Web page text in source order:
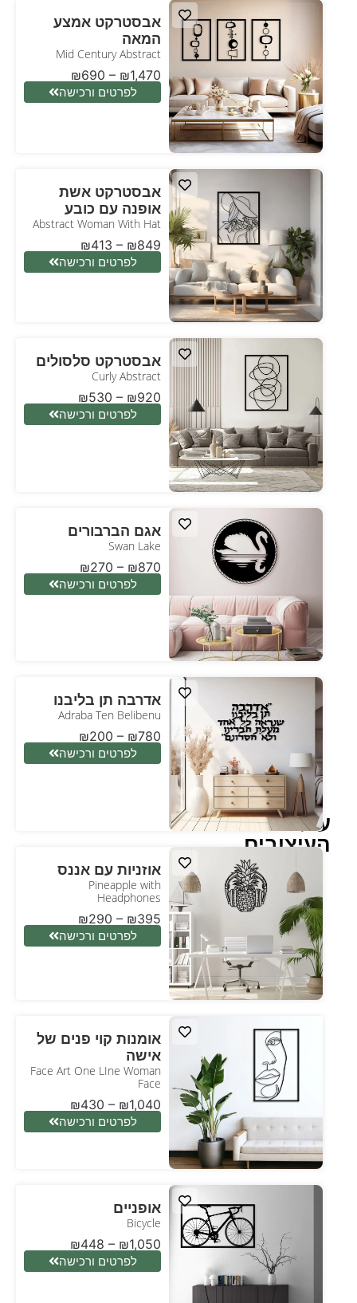
עולם
העיצובים
אבסטרקט אמצע
המאה
Mid Century Abstract
₪690 – ₪1,470
לפרטים ורכישה
אבסטרקט אשת
אופנה עם כובע
Abstract Woman With Hat
₪413 – ₪849
לפרטים ורכישה
אבסטרקט סלסולים
Curly Abstract
₪530 – ₪920
לפרטים ורכישה
אגם הברבורים
Swan Lake
₪270 – ₪870
לפרטים ורכישה
אדרבה תן בליבנו
Adraba Ten Belibenu
₪200 – ₪780
לפרטים ורכישה
אוזניות עם אננס
Pineapple with
Headphones
₪290 – ₪395
לפרטים ורכישה
אומנות קוי פנים של
אישה
Face Art One LIne Woman
Face
₪430 – ₪1,040
לפרטים ורכישה
אופניים
Bicycle
₪448 – ₪1,050
לפרטים ורכישה